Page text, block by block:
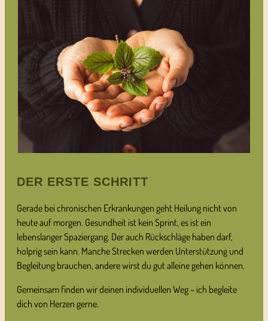
DER ERSTE SCHRITT
Gerade bei chronischen Erkrankungen geht Heilung nicht von
heute auf morgen. Gesundheit ist kein Sprint, es ist ein
lebenslanger Spaziergang. Der auch Rückschläge haben darf,
holprig sein kann. Manche Strecken werden Unterstützung und
Begleitung brauchen, andere wirst du gut alleine gehen können.
Gemeinsam finden wir deinen individuellen Weg – ich begleite
dich von Herzen gerne.